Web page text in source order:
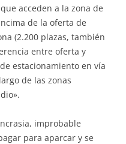
acceden a la zona de
de la oferta de
(2.200 plazas, también
entre oferta y
estacionamiento en vía
de las zonas
improbable
para aparcar y se